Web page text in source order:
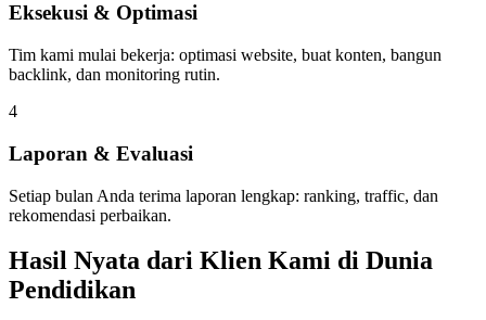
Eksekusi & Optimasi
Tim kami mulai bekerja: optimasi website, buat konten, bangun
backlink, dan monitoring rutin.
4
Laporan & Evaluasi
Setiap bulan Anda terima laporan lengkap: ranking, traffic, dan
rekomendasi perbaikan.
Hasil Nyata dari Klien Kami di Dunia
Pendidikan